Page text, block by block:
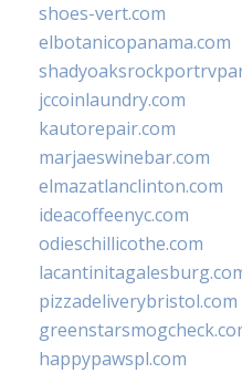
shoes-vert.com
elbotanicopanama.com
jccoinlaundry.com
kautorepair.com
marjaeswinebar.com
elmazatlanclinton.com
ideacoffeenyc.com
odieschillicothe.com
pizzadeliverybristol.com
happypawspl.com